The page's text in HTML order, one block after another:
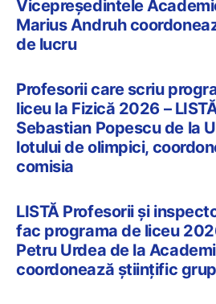
Vicepreședintele
Marius Andruh
de lucru
Profesorii care scriu
liceu la Fizică 2026 –
Sebastian Popescu de la
lotului de olimpici,
comisia
LISTĂ Profesorii și
fac programa de liceu
Petru Urdea de la
coordonează științific